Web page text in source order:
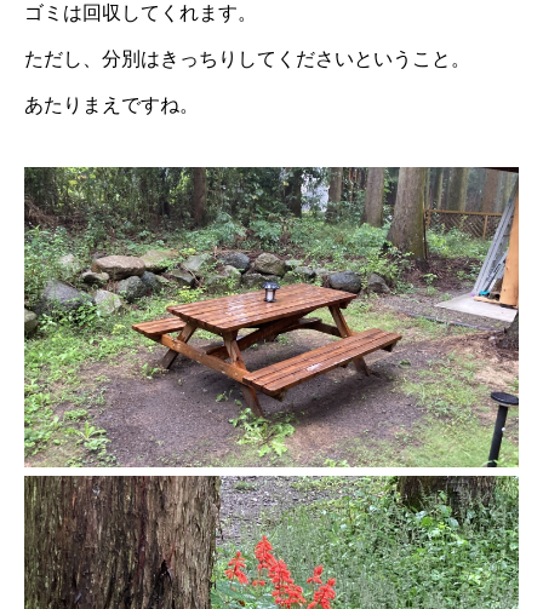
ゴミは回収してくれます。
ただし、分別はきっちりしてくださいということ。
あたりまえですね。